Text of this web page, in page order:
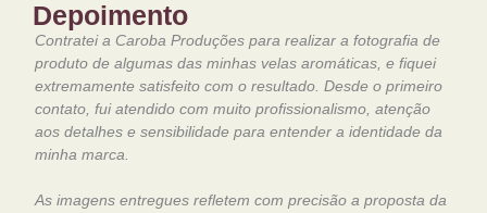
Depoimento
Contratei a Caroba Produções para realizar a fotografia de
produto de algumas das minhas velas aromáticas, e fiquei
extremamente satisfeito com o resultado. Desde o primeiro
contato, fui atendido com muito profissionalismo, atenção
aos detalhes e sensibilidade para entender a identidade da
minha marca.
As imagens entregues refletem com precisão a proposta da